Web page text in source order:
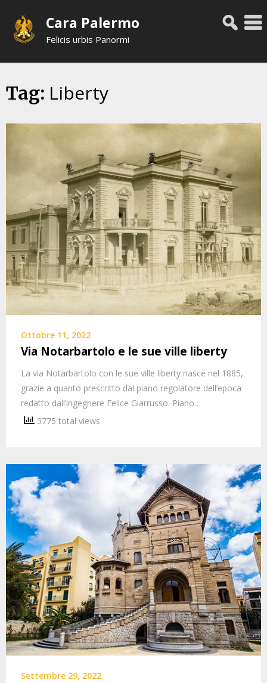
content
Cara Palermo
Felicis urbis Panormi
Tag: Liberty
Ottobre 11, 2022
Via Notarbartolo e le sue ville liberty
La via Notarbartolo con le sue ville liberty nasce nel 1885,
grazie a quanto prescritto dal piano regolatore dell’epoca
redatto dall’ingegnere Felice Giarrusso. Piano…
3775 total views
Settembre 29, 2022